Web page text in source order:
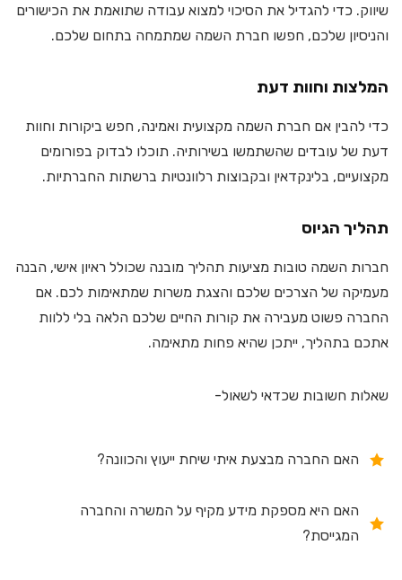
שיווק. כדי להגדיל את הסיכוי למצוא עבודה שתואמת את הכישורים
והניסיון שלכם, חפשו חברת השמה שמתמחה בתחום שלכם.
המלצות וחוות דעת
כדי להבין אם חברת השמה מקצועית ואמינה, חפש ביקורות וחוות
דעת של עובדים שהשתמשו בשירותיה. תוכלו לבדוק בפורומים
מקצועיים, בלינקדאין ובקבוצות רלוונטיות ברשתות החברתיות.
תהליך הגיוס
חברות השמה טובות מציעות תהליך מובנה שכולל ראיון אישי, הבנה
מעמיקה של הצרכים שלכם והצגת משרות שמתאימות לכם. אם
החברה פשוט מעבירה את קורות החיים שלכם הלאה בלי ללוות
אתכם בתהליך, ייתכן שהיא פחות מתאימה.
שאלות חשובות שכדאי לשאול-
האם החברה מבצעת איתי שיחת ייעוץ והכוונה?
האם היא מספקת מידע מקיף על המשרה והחברה
המגייסת?